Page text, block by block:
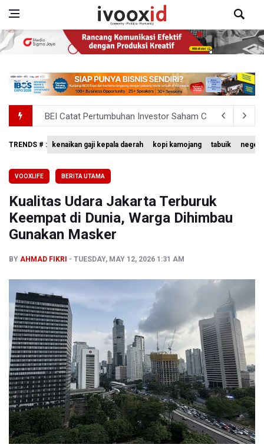
BEI Catat Pertumbuhan Investor Saham Capai 10,05
Flores Bersiap Gelar Festival Golo Koe 2026,
Anggota DPR Minta Rencana Kenaikan Gaji Kepala
BGN Wajibkan Ompreng MBG Cantumkan Batas Waktu
TRENDS # : kenaikan gaji kepala daerah kopi kamojang tabuik
VOOXLIFE BERITA UTAMA
Kualitas Udara Jakarta Terburuk
Keempat di Dunia, Warga Dihimbau
Gunakan Masker
BY AHMAD FIKRI TUESDAY, MAY 12, 2026 1:31 AM